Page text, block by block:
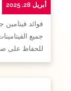
أبريل 28, 2025
فوائد فيتامين
جميع
للحفاظ على